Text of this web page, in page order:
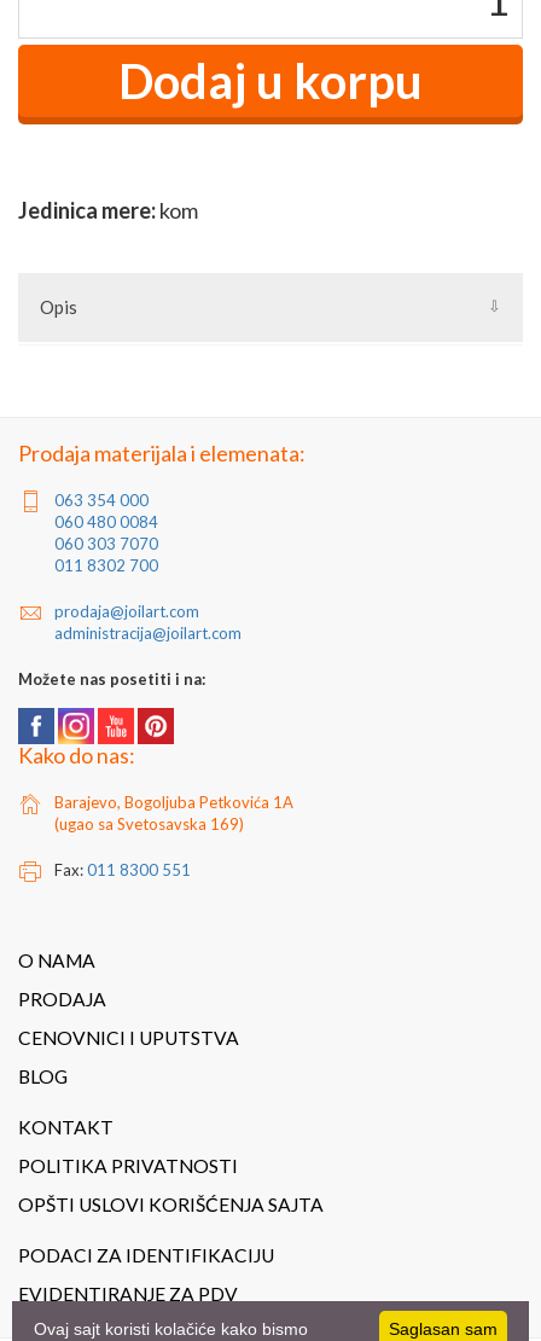
Jedinica mere:kom
Opis
Prodaja materijala i elemenata:
063 354 000
060 480 0084
060 303 7070
011 8302 700
prodaja@joilart.com
administracija@joilart.com
Možete nas posetiti i na:
Kako do nas:
Barajevo, Bogoljuba Petkovića 1A
(ugao sa Svetosavska 169)
Fax:011 8300 551
O NAMA
PRODAJA
CENOVNICI I UPUTSTVA
BLOG
KONTAKT
POLITIKA PRIVATNOSTI
OPŠTI USLOVI KORIŠĆENJA SAJTA
PODACI ZA IDENTIFIKACIJU
EVIDENTIRANJE ZA PDV
Saglasan sam
Ovaj sajt koristi kolačiće kako bismo